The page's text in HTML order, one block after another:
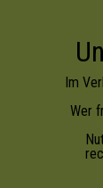
Im
Wer